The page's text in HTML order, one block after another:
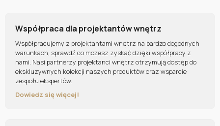
Współpraca dla projektantów wnętrz
Współpracujemy z projektantami wnętrz na bardzo dogodnych
warunkach, sprawdź co możesz zyskać dzięki współpracy z
nami. Nasi partnerzy projektanci wnętrz otrzymują dostęp do
ekskluzywnych kolekcji naszych produktów oraz wsparcie
zespołu ekspertów.
Dowiedz się więcej!